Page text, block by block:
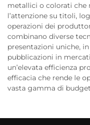
metallici o colorati che
l’attenzione su titoli,
operazioni dei
combinano diverse
presentazioni uniche,
pubblicazioni in
un’elevata efficienza
efficacia che rende le
vasta gamma di